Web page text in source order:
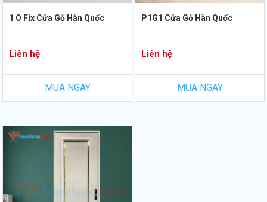
1 O Fix Cửa Gỗ Hàn Quốc
Liên hệ
MUA NGAY
P1G1 Cửa Gỗ Hàn Quốc
Liên hệ
MUA NGAY